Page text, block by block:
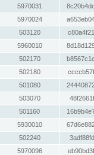
5970031
5970024
503120
5960010
502170
502180
501080
503070
501160
5930010
502240
5970096